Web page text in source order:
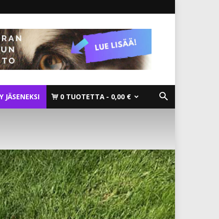
JÄSENEKSI 0 TUOTETTA 0,00 €